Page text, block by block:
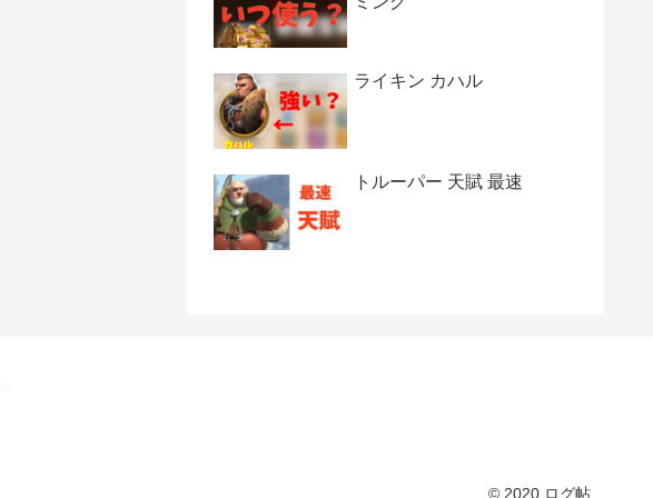
ライキン カハル
トルーパー 天賦 最速
© 2020 ログ帖.